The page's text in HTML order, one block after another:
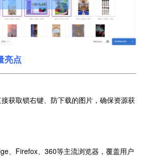
亮点
获取锁右键、防下载的图片，确保资源获
、Firefox、360等主流浏览器，覆盖用户